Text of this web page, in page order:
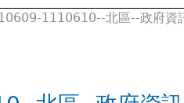
1110610--北區--政府資